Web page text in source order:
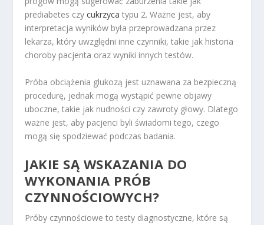
prediabetes czycukrzyca typu 2. Ważne jest, aby
interpretacja wyników była przeprowadzana przez
lekarza, który uwzględni inne czynniki, takie jak historia
choroby pacjenta oraz wyniki innych testów.
Próba obciążenia glukozą jest uznawana za bezpieczną
procedurę, jednak mogą wystąpić pewne objawy
uboczne, takie jak nudności czy zawroty głowy. Dlatego
ważne jest, aby pacjenci byli świadomi tego, czego
mogą się spodziewać podczas badania.
JAKIE SĄ WSKAZANIA DO
WYKONANIA PRÓB
CZYNNOŚCIOWYCH?
Próby czynnościowe to testy diagnostyczne, które są